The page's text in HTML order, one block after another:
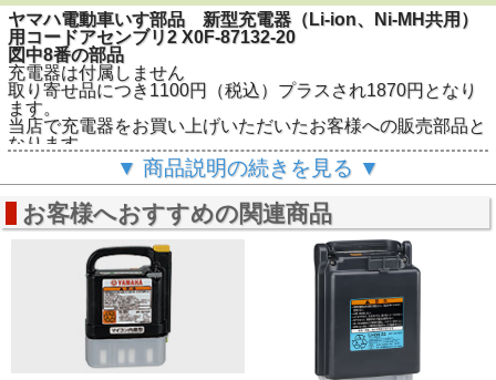
ヤマハ電動車いす部品 新型充電器（Li-ion、Ni-MH共用）
用コードアセンブリ2 X0F-87132-20
図中8番の部品
充電器は付属しません
取り寄せ品につき1100円（税込）プラスされ1870円となり
ます。
当店で充電器をお買い上げいただいたお客様への販売部品と
なります
非常に悲しいことですが虚偽の申告をされて購入される方が
多くいらっしゃいます。
一時的に在庫切れといたしますが、充電器を購入されている
方への販売は致しますのでお問い合わせより連絡をお願いい
たします。
▼ 商品説明の続きを見る ▼
お客様へおすすめの関連商品